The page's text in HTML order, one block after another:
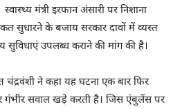
मंत्री इरफान अंसारी पर निशाना
सुधारने के बजाय सरकार दावों में व्यस्त
सुविधाएं उपलब्ध कराने की मांग की है।
चंद्रवंशी ने कहा यह घटना एक बार फिर
गंभीर सवाल खड़े करती है। जिस एंबुलेंस पर